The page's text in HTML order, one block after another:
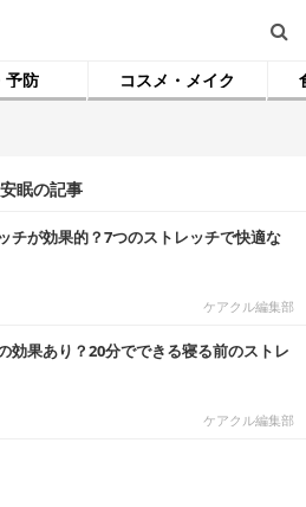
予防 コスメ・メイク
安眠の記事
チが効果的？7つのストレッチで快適な
ケアクル編集部
効果あり？20分でできる寝る前のストレ
ケアクル編集部